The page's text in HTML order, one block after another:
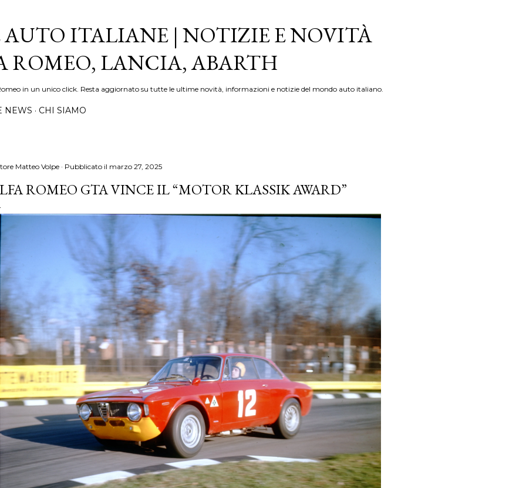
AUTO ITALIANE | NOTIZIE E NOVITÀ
ROMEO, LANCIA, ABARTH
in un unico click. Resta aggiornato su tutte le ultime novità, informazioni e notizie del mondo auto italiano.
NEWS CHI SIAMO
Matteo Volpe Pubblicato il marzo 27, 2025
ROMEO GTA VINCE IL “MOTOR KLASSIK AWARD”